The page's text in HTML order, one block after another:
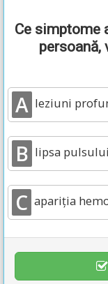
Ce simptome
persoană,
A leziuni
B lipsa
C apariția